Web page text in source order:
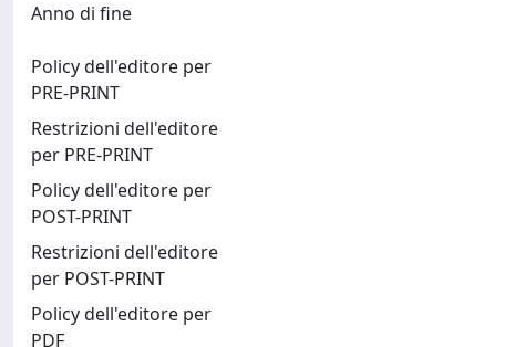
Anno di fine
Policy dell'editore per
PRE-PRINT
Restrizioni dell'editore
per PRE-PRINT
Policy dell'editore per
POST-PRINT
Restrizioni dell'editore
per POST-PRINT
Policy dell'editore per
PDF